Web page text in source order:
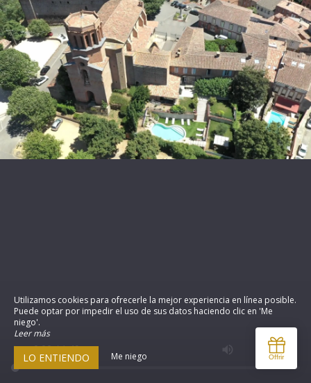
Utilizamos cookies para ofrecerle la mejor experiencia en línea posible.
Puede optar por impedir el uso de sus datos haciendo clic en 'Me
niego'.
Leer más
LO ENTIENDO Me niego